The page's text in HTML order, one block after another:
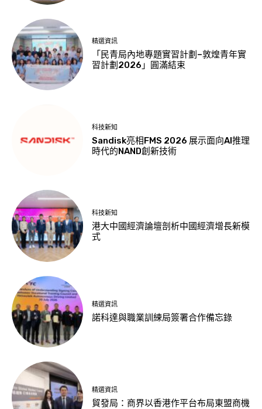
精選資訊
「民青局內地專題實習計劃–敦煌青年實
習計劃2026」圓滿結束
科技新知
Sandisk亮相FMS 2026 展示面向AI推理
時代的NAND創新技術
科技新知
港大中國經濟論壇剖析中國經濟增長新模
式
精選資訊
諾科達與職業訓練局簽署合作備忘錄
精選資訊
貿發局：商界以香港作平台布局東盟商機